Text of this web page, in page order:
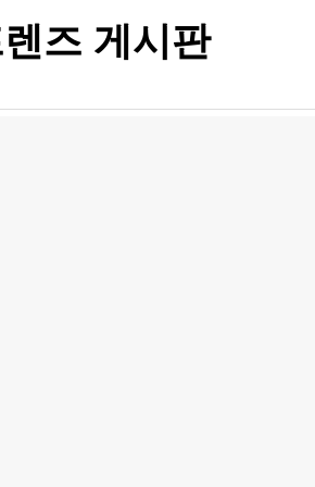
즈 게시판